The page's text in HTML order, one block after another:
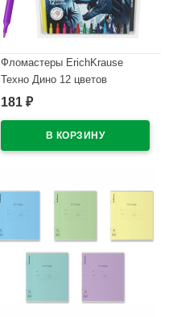
Фломастеры ErichKrause
Техно Дино 12 цветов
арт.65030
181 ₽